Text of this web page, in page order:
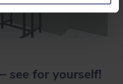
see for yourself!